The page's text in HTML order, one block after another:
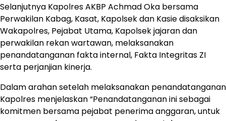
Selanjutnya Kapolres AKBP Achmad Oka bersama
Perwakilan Kabag, Kasat, Kapolsek dan Kasie disaksikan
Wakapolres, Pejabat Utama, Kapolsek jajaran dan
perwakilan rekan wartawan, melaksanakan
penandatanganan fakta internal, Fakta Integritas ZI
serta perjanjian kinerja.
Dalam arahan setelah melaksanakan penandatanganan
Kapolres menjelaskan “Penandatanganan ini sebagai
komitmen bersama pejabat penerima anggaran, untuk